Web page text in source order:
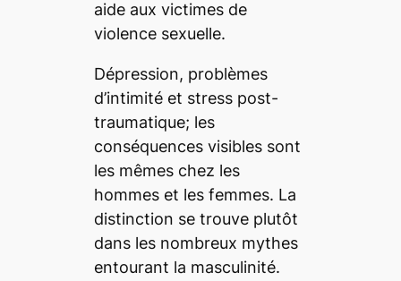
aide aux victimes de
violence sexuelle.
Dépression, problèmes
d’intimité et stress post-
traumatique; les
conséquences visibles sont
les mêmes chez les
hommes et les femmes. La
distinction se trouve plutôt
dans les nombreux mythes
entourant la masculinité.